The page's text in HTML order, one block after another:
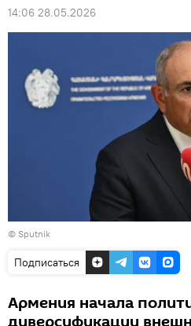
14:06 28.05.2026
© Sputnik
Подписаться
Армения начала